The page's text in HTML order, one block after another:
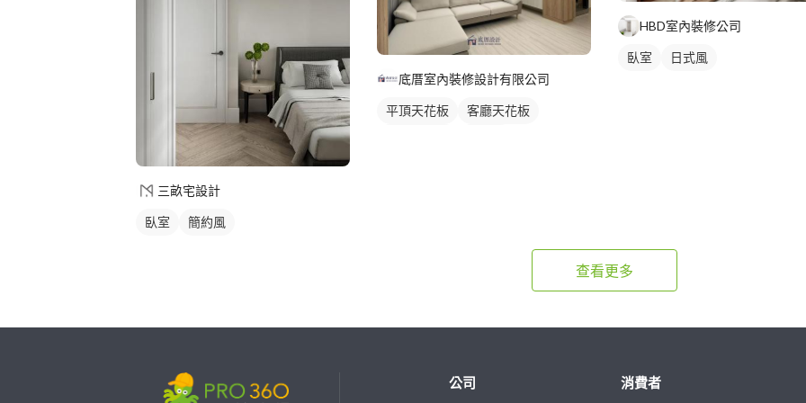
三畝宅設計
臥室 簡約風
底厝室內裝修設計有限公司
平頂天花板
客廳天花板
HBD室內裝修公司
臥室 日式風
查看更多
公司 消費者